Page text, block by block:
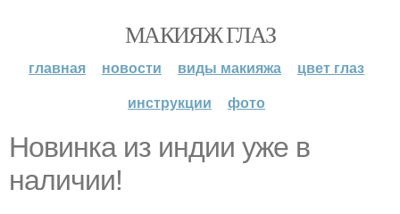
МАКИЯЖ ГЛАЗ
главная новости виды макияжа
цвет глаз
инструкции
фото
Новинка из индии уже в
наличии!